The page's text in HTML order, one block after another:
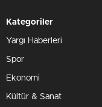
Kategoriler
Yargı Haberleri
Spor
Ekonomi
Kültür & Sanat